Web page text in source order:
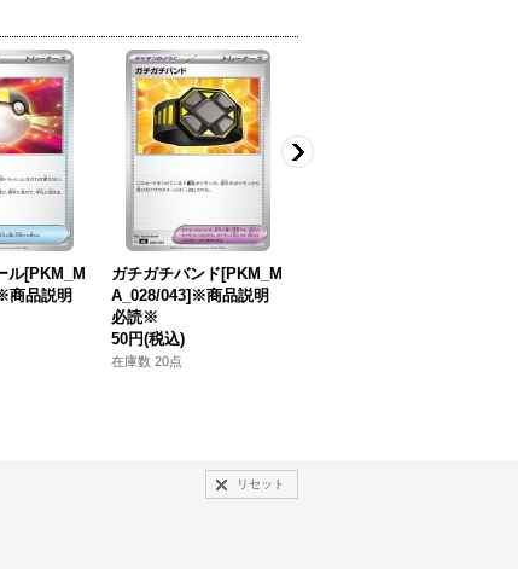
ル[PKM_M
商品説明
ガチガチバンド[PKM_M
A_028/043]※商品説明
必読※
50円(税込)
在庫数 20点
リセット